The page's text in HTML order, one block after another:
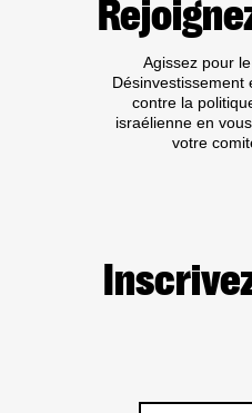
PAS
DE
AUX
DE
GUERRE
OU
Agissez pour
Désinvestissement
contre la
israélienne en
votre